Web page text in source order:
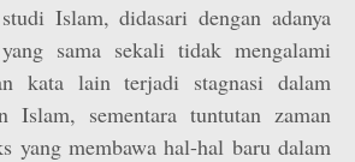
Islam, didasari dengan adanya
sama sekali tidak mengalami
kata lain terjadi stagnasi dalam
Islam, sementara tuntutan zaman
yang membawa hal-hal baru dalam